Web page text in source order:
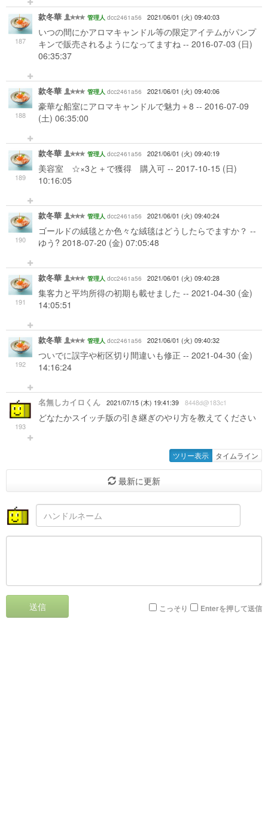
187
款冬華 管理人 dcc2461a56 2021/06/01 (火) 09:40:03
いつの間にかアロマキャンドル等の限定アイテムがパンプ
キンで販売されるようになってますね -- 2016-07-03 (日)
06:35:37
188
款冬華 管理人 dcc2461a56 2021/06/01 (火) 09:40:06
豪華な船室にアロマキャンドルで魅力＋8 -- 2016-07-09
(土) 06:35:00
189
款冬華 管理人 dcc2461a56 2021/06/01 (火) 09:40:19
美容室 ☆×3と＋で獲得 購入可 -- 2017-10-15 (日)
10:16:05
190
款冬華 管理人 dcc2461a56 2021/06/01 (火) 09:40:24
ゴールドの絨毯とか色々な絨毯はどうしたらでますか？ --
ゆう? 2018-07-20 (金) 07:05:48
191
款冬華 管理人 dcc2461a56 2021/06/01 (火) 09:40:28
集客力と平均所得の初期も載せました -- 2021-04-30 (金)
14:05:51
192
款冬華 管理人 dcc2461a56 2021/06/01 (火) 09:40:32
ついでに誤字や桁区切り間違いも修正 -- 2021-04-30 (金)
14:16:24
193
名無しカイロくん 2021/07/15 (木) 19:41:39 8448d@183c1
どなたかスイッチ版の引き継ぎのやり方を教えてください
ツリー表示 タイムライン
最新に更新
送信 こっそり Enterを押して送信